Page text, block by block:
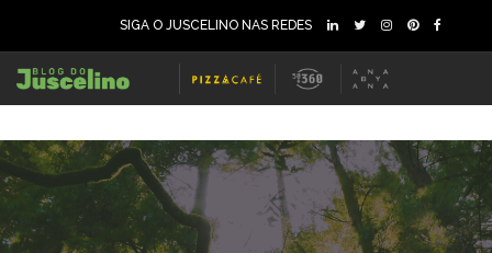
SIGA O JUSCELINO NAS REDES